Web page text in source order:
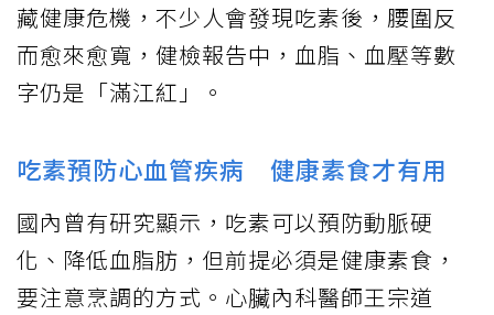
藏健康危機，不少人會發現吃素後，腰圍反
而愈來愈寬，健檢報告中，血脂、血壓等數
字仍是「滿江紅」。
吃素預防心血管疾病 健康素食才有用
國內曾有研究顯示，吃素可以預防動脈硬
化、降低血脂肪，但前提必須是健康素食，
要注意烹調的方式。心臟內科醫師王宗道